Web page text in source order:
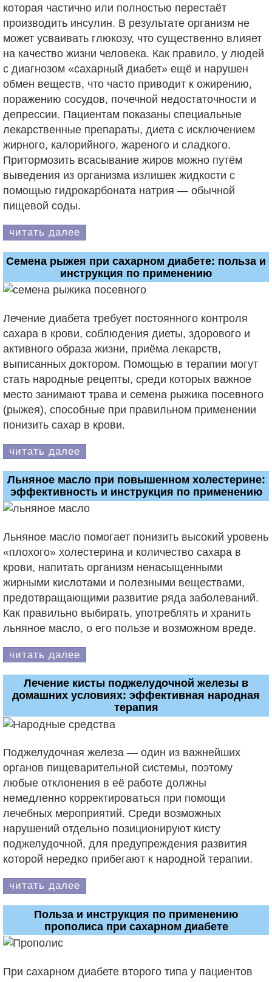
которая частично или полностью перестаёт
производить инсулин. В результате организм не
может усваивать глюкозу, что существенно влияет
на качество жизни человека. Как правило, у людей
с диагнозом «сахарный диабет» ещё и нарушен
обмен веществ, что часто приводит к ожирению,
поражению сосудов, почечной недостаточности и
депрессии. Пациентам показаны специальные
лекарственные препараты, диета с исключением
жирного, калорийного, жареного и сладкого.
Притормозить всасывание жиров можно путём
выведения из организма излишек жидкости с
помощью гидрокарбоната натрия — обычной
пищевой соды.
читать далее
Семена рыжея при сахарном диабете: польза и
инструкция по применению
Лечение диабета требует постоянного контроля
сахара в крови, соблюдения диеты, здорового и
активного образа жизни, приёма лекарств,
выписанных доктором. Помощью в терапии могут
стать народные рецепты, среди которых важное
место занимают трава и семена рыжика посевного
(рыжея), способные при правильном применении
понизить сахар в крови.
читать далее
Льняное масло при повышенном холестерине:
эффективность и инструкция по применению
Льняное масло помогает понизить высокий уровень
«плохого» холестерина и количество сахара в
крови, напитать организм ненасыщенными
жирными кислотами и полезными веществами,
предотвращающими развитие ряда заболеваний.
Как правильно выбирать, употреблять и хранить
льняное масло, о его пользе и возможном вреде.
читать далее
Лечение кисты поджелудочной железы в
домашних условиях: эффективная народная
терапия
Поджелудочная железа — один из важнейших
органов пищеварительной системы, поэтому
любые отклонения в её работе должны
немедленно корректироваться при помощи
лечебных мероприятий. Среди возможных
нарушений отдельно позиционируют кисту
поджелудочной, для предупреждения развития
которой нередко прибегают к народной терапии.
читать далее
Польза и инструкция по применению
прополиса при сахарном диабете
При сахарном диабете второго типа у пациентов